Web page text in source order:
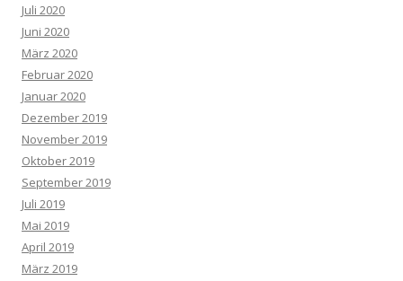
Juli 2020
Juni 2020
März 2020
Februar 2020
Januar 2020
Dezember 2019
November 2019
Oktober 2019
September 2019
Juli 2019
Mai 2019
April 2019
März 2019